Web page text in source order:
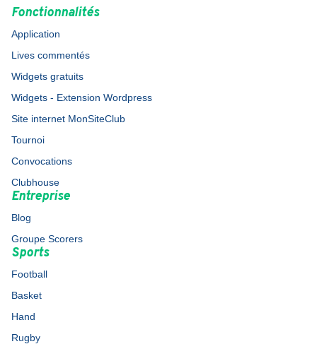
Fonctionnalités
Application
Lives commentés
Widgets gratuits
Widgets - Extension Wordpress
Site internet MonSiteClub
Tournoi
Convocations
Clubhouse
Entreprise
Blog
Groupe Scorers
Sports
Football
Basket
Hand
Rugby